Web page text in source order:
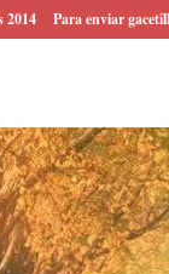
2014 Para enviar